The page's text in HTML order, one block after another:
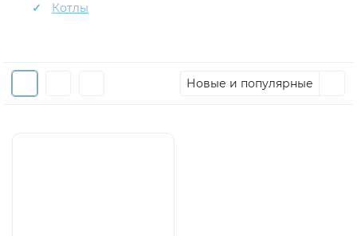
Котлы
Новые и популярные